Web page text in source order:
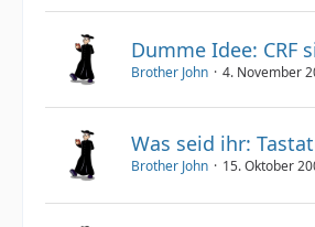
Dumme Idee: CRF
Brother John 4. November
Was seid ihr:
Brother John 15. Oktober